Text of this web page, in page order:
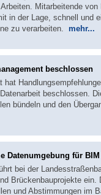
Mitarbeitende
in der Lage, schnell und
zu verarbeiten. mehr...
beschlossen
hat
beschlossen.
bündeln und den
Datenumgebung für BIM
bei der
Brückenbauprojekte
und Abstimmungen im